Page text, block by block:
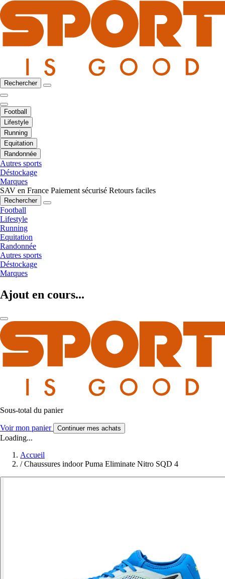
Rechercher
Football
Lifestyle
Running
Equitation
Randonnée
Autres sports
Déstockage
Marques
SAV en France Paiement sécurisé Retours faciles
Rechercher
Football
Lifestyle
Running
Equitation
Randonnée
Autres sports
Déstockage
Marques
Ajout en cours...
Sous-total du panier
Voir mon panier Continuer mes achats
Loading...
Accueil
/ Chaussures indoor Puma Eliminate Nitro SQD 4